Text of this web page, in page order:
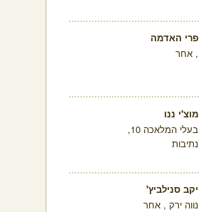
פרי האדמה
, אחר
מוצ'י ננו
בעלי המלאכה 10,
נתיבות
יקב סנילביץ'
נווה ירק , אחר